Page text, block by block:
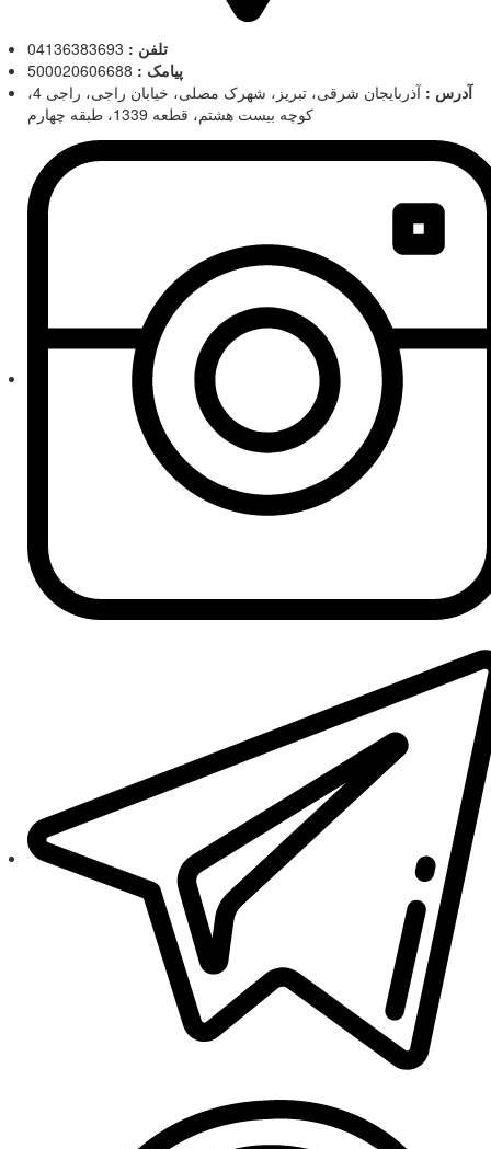
تلفن :
پیامک :
آدرس :
آذربایجان شرقی، تبریز، شهرک مصلی، خیابان راجی، راجی 4،
کوچه بیست هشتم، قطعه 1339، طبقه چهارم